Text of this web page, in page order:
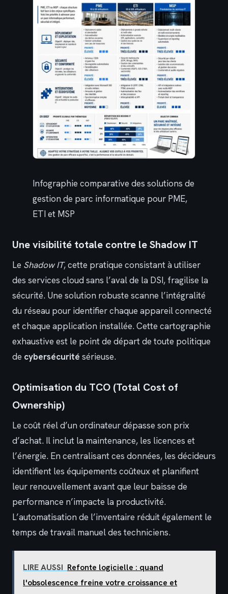
Infographie comparative des solutions de
gestion de parc informatique pour PME,
ETI et MSP
Une visibilité totale contre le Shadow IT
Le Shadow IT, cette pratique consistant à utiliser
des services cloud sans l’aval de la DSI, fragilise la
sécurité. Une solution robuste scanne l’intégralité
du réseau pour identifier chaque appareil connecté
et chaque application installée. Cette cartographie
exhaustive est le point de départ de toute politique
de cybersécurité sérieuse.
Optimisation du TCO (Total Cost of
Ownership)
Le coût réel d’un ordinateur dépasse son prix
d’achat. Il inclut la maintenance, les licences et
l’énergie. En centralisant ces données, les décideurs
identifient les équipements coûteux et planifient
leur renouvellement avant que leur baisse de
performance n’impacte la productivité.
L’automatisation de l’inventaire réduit également le
temps de travail manuel des techniciens.
LIRE AUSSI Refonte logicielle : quand
l'obsolescence freine votre croissance et